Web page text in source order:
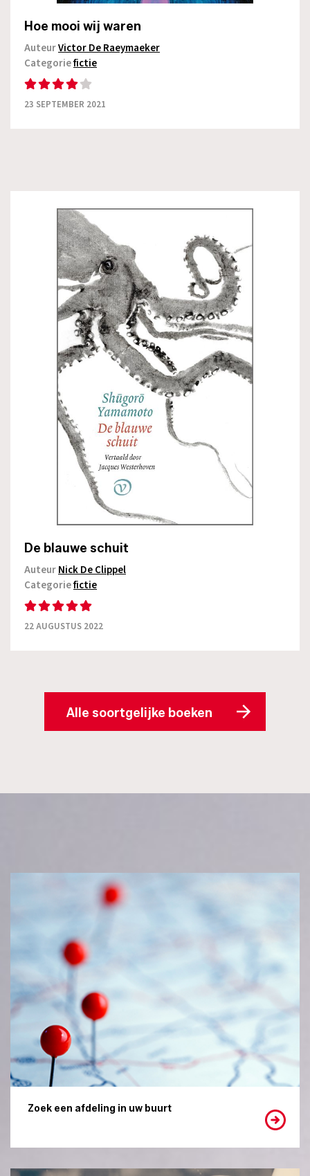
Hoe mooi wij waren
AuteurVictor De Raeymaeker
Categoriefictie
23 SEPTEMBER 2021
De blauwe schuit
AuteurNick De Clippel
Categoriefictie
22 AUGUSTUS 2022
Alle soortgelijke boeken
Zoek een afdeling in uw buurt